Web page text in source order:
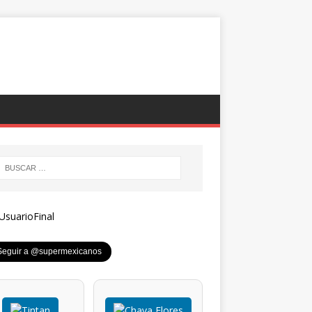
a @supermexicanos